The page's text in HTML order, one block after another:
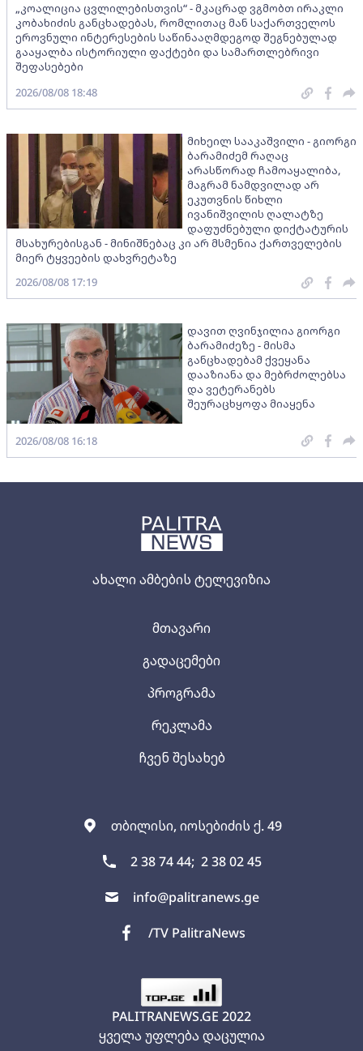
ახალი ამბების ტელევიზია
თბილისი, იოსებიძის ქ. 49
2 38 74 44; 2 38 02 45
info@palitranews.ge
/TV PalitraNews
მთავარი
გადაცემები
პროგრამა
რეკლამა
ჩვენ შესახებ
PALITRANEWS.GE 2022
ყველა უფლება დაცულია
„კოალიცია ცვლილებისთვის“ - მკაცრად ვგმობთ ირაკლი
კობახიძის განცხადებას, რომლითაც მან საქართველოს
ეროვნული ინტერესების საწინააღმდეგოდ შეგნებულად
გააყალბა ისტორიული ფაქტები და სამართლებრივი
შეფასებები
2026/08/08 18:48
მიხეილ სააკაშვილი - გიორგი
ბარამიძემ რაღაც
არასწორად ჩამოაყალიბა,
მაგრამ ნამდვილად არ
ეკუთვნის წიხლი
ივანიშვილის ღალატზე
დაფუძნებული დიქტატურის
მსახურებისგან - მინიშნებაც კი არ მსმენია ქართველების
მიერ ტყვეების დახვრეტაზე
2026/08/08 17:19
დავით ღვინჯილია გიორგი
ბარამიძეზე - მისმა
განცხადებამ ქვეყანა
დააზიანა და მებრძოლებსა
და ვეტერანებს
შეურაცხყოფა მიაყენა
2026/08/08 16:18